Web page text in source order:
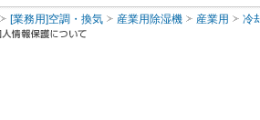
[業務用]空調・換気 産業用除湿機 産業用 冷